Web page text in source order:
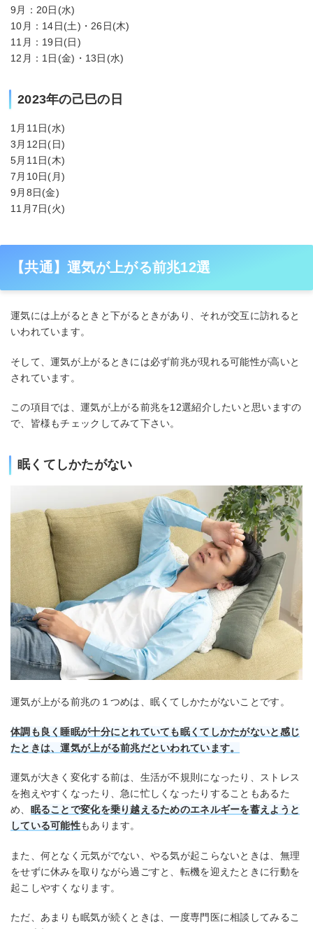
9月：20日(水)
10月：14日(土)・26日(木)
11月：19日(日)
12月：1日(金)・13日(水)
2023年の己巳の日
1月11日(水)
3月12日(日)
5月11日(木)
7月10日(月)
9月8日(金)
11月7日(火)
【共通】運気が上がる前兆12選
運気には上がるときと下がるときがあり、それが交互に訪れると
いわれています。
そして、運気が上がるときには必ず前兆が現れる可能性が高いと
されています。
この項目では、運気が上がる前兆を12選紹介したいと思いますの
で、皆様もチェックしてみて下さい。
眠くてしかたがない
運気が上がる前兆の１つめは、眠くてしかたがないことです。
体調も良く睡眠が十分にとれていても眠くてしかたがないと感じ
たときは、運気が上がる前兆だといわれています。
運気が大きく変化する前は、生活が不規則になったり、ストレス
を抱えやすくなったり、急に忙しくなったりすることもあるた
め、 眠ることで変化を乗り越えるためのエネルギーを蓄えようと
している可能性もあります。
また、何となく元気がでない、やる気が起こらないときは、無理
をせずに休みを取りながら過ごすと、転機を迎えたときに行動を
起こしやすくなります。
ただ、あまりも眠気が続くときは、一度専門医に相談してみるこ